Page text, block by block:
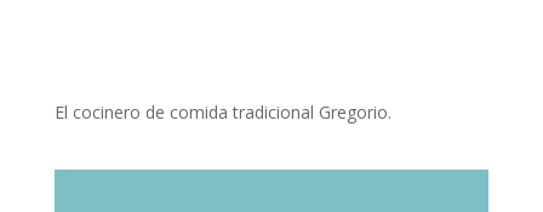
El cocinero de comida tradicional Gregorio.